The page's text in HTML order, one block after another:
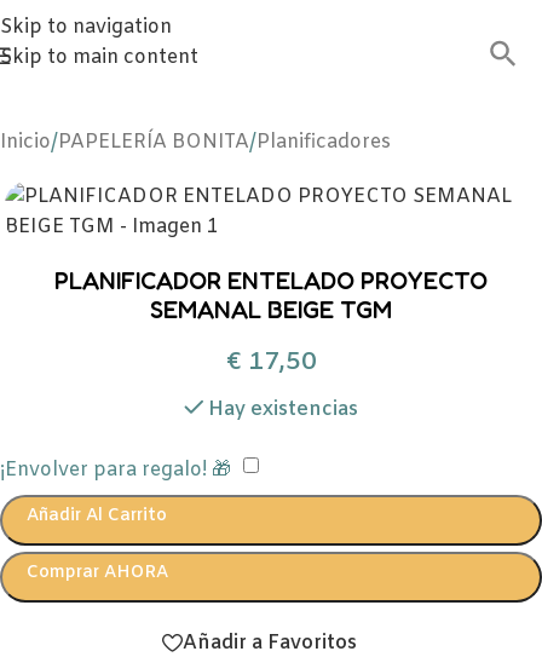
Skip to navigation
Skip to main content
Inicio/PAPELERÍA BONITA/Planificadores
PLANIFICADOR ENTELADO PROYECTO
SEMANAL BEIGE TGM
€17,50
Hay existencias
¡Envolver para regalo! 🎁
Añadir Al Carrito
Comprar AHORA
Añadir a Favoritos